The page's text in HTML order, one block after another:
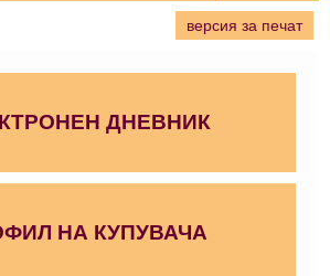
версия за печат
ДНЕВНИК
НА КУПУВАЧА